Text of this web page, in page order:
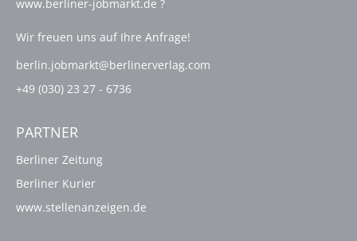
www.berliner-jobmarkt.de ?
Wir freuen uns auf Ihre Anfrage!
berlin.jobmarkt@berlinerverlag.com
+49 (030) 23 27 - 6736
PARTNER
Berliner Zeitung
Berliner Kurier
www.stellenanzeigen.de